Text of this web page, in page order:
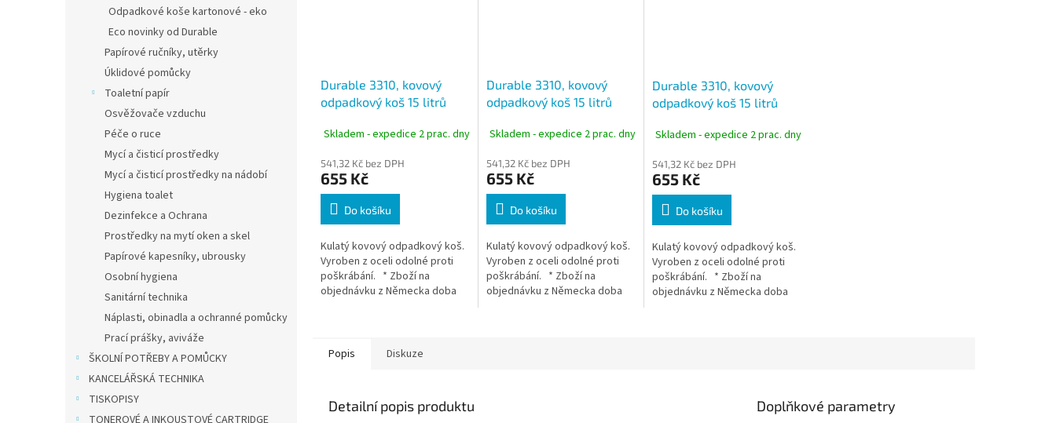
Odpadkové koše kartonové - eko
Eco novinky od Durable
Papírové ručníky, utěrky
Úklidové pomůcky
Toaletní papír
Osvěžovače vzduchu
Péče o ruce
Mycí a čisticí prostředky
Mycí a čisticí prostředky na nádobí
Hygiena toalet
Dezinfekce a Ochrana
Prostředky na mytí oken a skel
Papírové kapesníky, ubrousky
Osobní hygiena
Sanitární technika
Náplasti, obinadla a ochranné pomůcky
Prací prášky, aviváže
ŠKOLNÍ POTŘEBY A POMŮCKY
KANCELÁŘSKÁ TECHNIKA
TISKOPISY
TONEROVÉ A INKOUSTOVÉ CARTRIDGE
Durable 3310, kovový
odpadkový koš 15 litrů
stříbrný
Skladem - expedice 2 prac. dny
541,32 Kč bez DPH
655 Kč
Do košíku
Kulatý kovový odpadkový koš.
Vyroben z oceli odolné proti
poškrábání. * Zboží na
objednávku z Německa doba
Durable 3310, kovový
odpadkový koš 15 litrů
Skladem - expedice 2 prac. dny
541,32 Kč bez DPH
655 Kč
Do košíku
Kulatý kovový odpadkový koš.
Vyroben z oceli odolné proti
poškrábání. * Zboží na
objednávku z Německa doba
Durable 3310, kovový
odpadkový koš 15 litrů
antracit
Skladem - expedice 2 prac. dny
541,32 Kč bez DPH
655 Kč
Do košíku
Kulatý kovový odpadkový koš.
Vyroben z oceli odolné proti
poškrábání. * Zboží na
objednávku z Německa doba
Popis Diskuze
Detailní popis produktu Doplňkové parametry